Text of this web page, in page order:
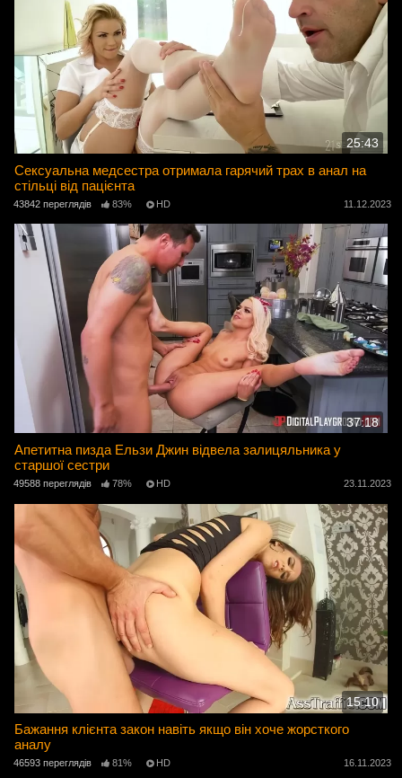
25:43
Сексуальна медсестра отримала гарячий трах в анал на
стільці від пацієнта
43842 переглядів 83% HD 11.12.2023
37:18
Апетитна пизда Ельзи Джин відвела залицяльника у
старшої сестри
49588 переглядів 78% HD 23.11.2023
15:10
Бажання клієнта закон навіть якщо він хоче жорсткого
аналу
46593 переглядів 81% HD 16.11.2023